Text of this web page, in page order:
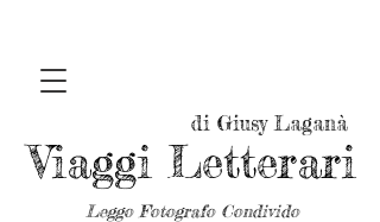
Leggo Fotografo Condivido
Viaggi Letterari
di Giusy Laganà